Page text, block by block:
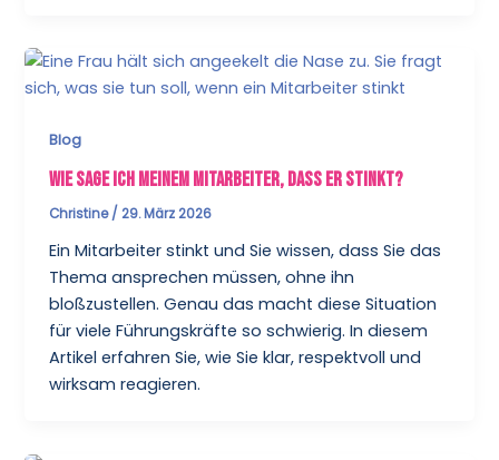
Blog
Wie sage ich meinem Mitarbeiter, dass er stinkt?
Christine/29. März 2026
Ein Mitarbeiter stinkt und Sie wissen, dass Sie das
Thema ansprechen müssen, ohne ihn
bloßzustellen. Genau das macht diese Situation
für viele Führungskräfte so schwierig. In diesem
Artikel erfahren Sie, wie Sie klar, respektvoll und
wirksam reagieren.